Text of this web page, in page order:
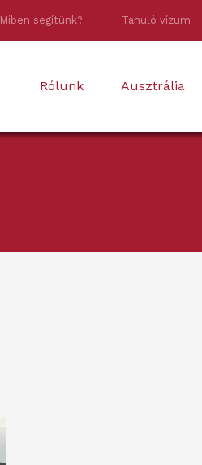
Miben segítünk? Tanuló vízum
Rólunk Ausztrália